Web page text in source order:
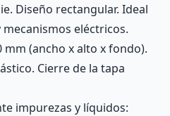
Diseño rectangular. Ideal
eléctricos.
mm (ancho x alto x fondo).
Cierre de la tapa
impurezas y líquidos: